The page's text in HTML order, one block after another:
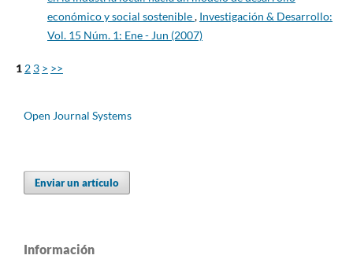
económico y social sostenible, Investigación & Desarrollo:
Vol. 15 Núm. 1: Ene - Jun (2007)
1 2 3 > >>
Open Journal Systems
Enviar un artículo
Información